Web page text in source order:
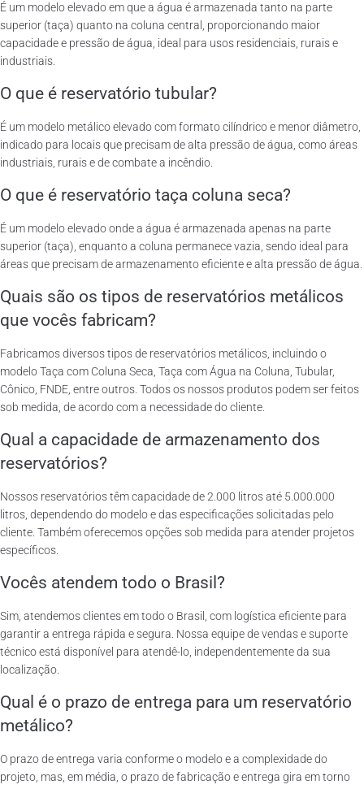
É um modelo elevado em que a água é armazenada tanto na parte
superior (taça) quanto na coluna central, proporcionando maior
capacidade e pressão de água, ideal para usos residenciais, rurais e
industriais.
O que é reservatório tubular?
É um modelo metálico elevado com formato cilíndrico e menor diâmetro,
indicado para locais que precisam de alta pressão de água, como áreas
industriais, rurais e de combate a incêndio.
O que é reservatório taça coluna seca?
É um modelo elevado onde a água é armazenada apenas na parte
superior (taça), enquanto a coluna permanece vazia, sendo ideal para
áreas que precisam de armazenamento eficiente e alta pressão de água.
Quais são os tipos de reservatórios metálicos
que vocês fabricam?
Fabricamos diversos tipos de reservatórios metálicos, incluindo o
modelo Taça com Coluna Seca, Taça com Água na Coluna, Tubular,
Cônico, FNDE, entre outros. Todos os nossos produtos podem ser feitos
sob medida, de acordo com a necessidade do cliente.
Qual a capacidade de armazenamento dos
reservatórios?
Nossos reservatórios têm capacidade de 2.000 litros até 5.000.000
litros, dependendo do modelo e das especificações solicitadas pelo
cliente. Também oferecemos opções sob medida para atender projetos
específicos.
Vocês atendem todo o Brasil?
Sim, atendemos clientes em todo o Brasil, com logística eficiente para
garantir a entrega rápida e segura. Nossa equipe de vendas e suporte
técnico está disponível para atendê-lo, independentemente da sua
localização.
Qual é o prazo de entrega para um reservatório
metálico?
O prazo de entrega varia conforme o modelo e a complexidade do
projeto, mas, em média, o prazo de fabricação e entrega gira em torno